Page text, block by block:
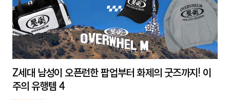
Z세대 남성이 오픈런한 팝업부터 화제의 굿즈까지! 이
주의 유행템 4